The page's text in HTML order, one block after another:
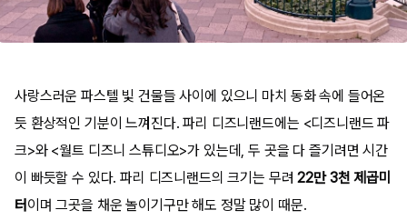
사랑스러운 파스텔 빛 건물들 사이에 있으니 마치 동화 속에 들어온
듯 환상적인 기분이 느껴진다. 파리 디즈니랜드에는 <디즈니랜드 파
크>와 <월트 디즈니 스튜디오>가 있는데, 두 곳을 다 즐기려면 시간
이 빠듯할 수 있다. 파리 디즈니랜드의 크기는 무려22만 3천 제곱미
터 이며 그곳을 채운 놀이기구만 해도 정말 많이 때문.